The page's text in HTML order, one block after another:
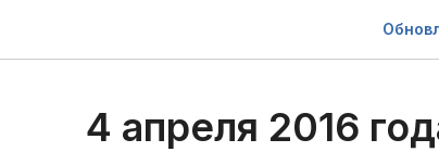
4 апреля 2016